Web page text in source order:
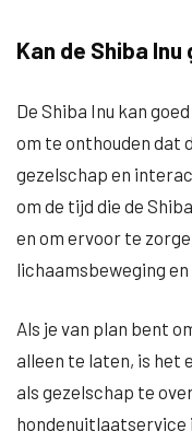
Kan de Shiba
De Shiba Inu kan
om te onthouden dat
gezelschap en
om de tijd die de
en om ervoor te
lichaamsbeweging
Als je van plan bent
alleen te laten, is het
als gezelschap te
hondenuitlaatservice